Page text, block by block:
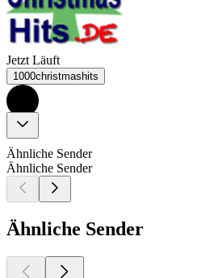
Jetzt Läuft
1000christmashits
Ähnliche Sender
Ähnliche Sender
Ähnliche Sender